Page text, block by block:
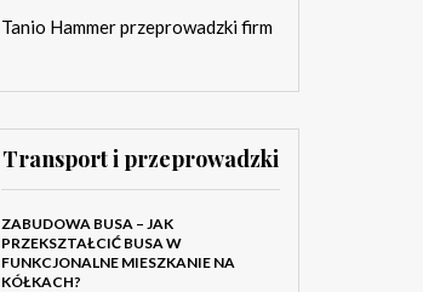
Tanio Hammer przeprowadzki firm
Transport i przeprowadzki
ZABUDOWA BUSA – JAK
PRZEKSZTAŁCIĆ BUSA W
FUNKCJONALNE MIESZKANIE NA
KÓŁKACH?